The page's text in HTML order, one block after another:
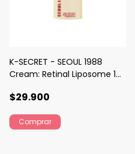
K-SECRET - SEOUL 1988
Cream: Retinal Liposome 1%
$29.900